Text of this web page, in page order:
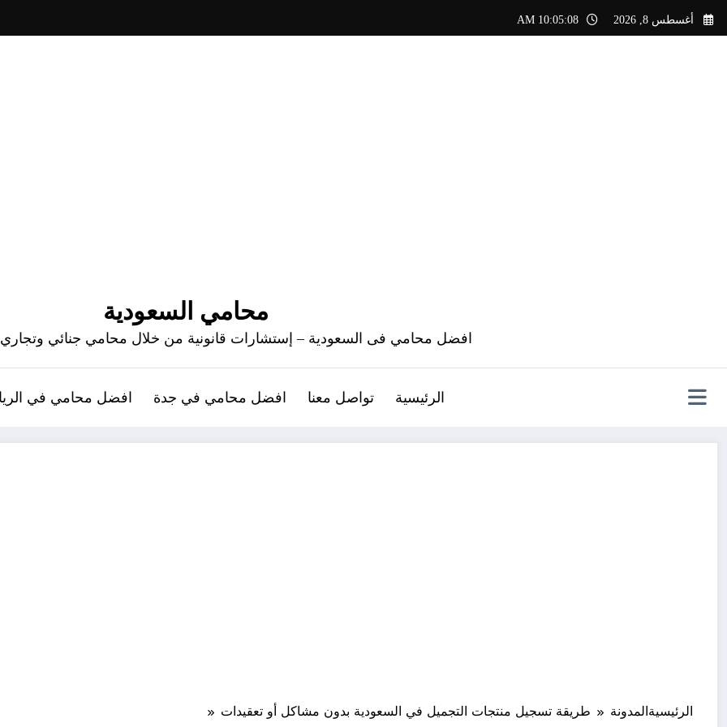
التجاوز
إلى
أغسطس 8, 2026 10:05:09 AM
محامي السعودية
افضل محامي فى السعودية – إستشارات قانونية من خلال محامي جنائي وتجاري
الرئيسية تواصل معنا افضل محامي في جدة افضل محامي في
الرئيسيةالمدونة طريقة تسجيل منتجات التجميل في السعودية بدون مشاكل أو تعقيدات